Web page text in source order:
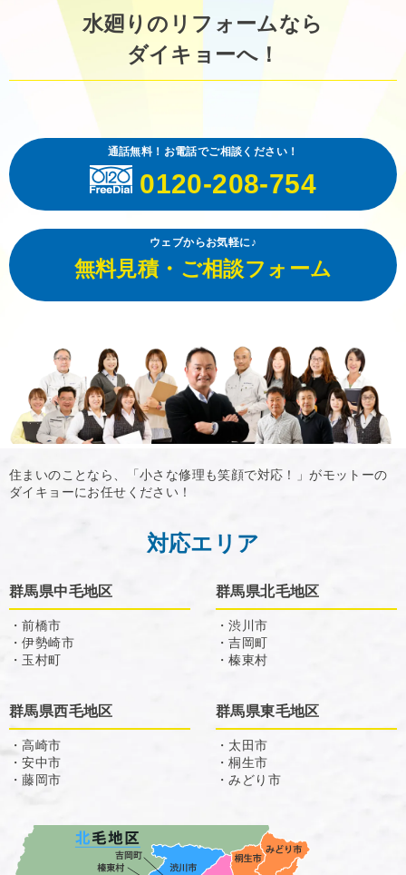
水廻りのリフォームなら
ダイキョーへ！
通話無料！お電話でご相談ください！
0120-208-754
ウェブからお気軽に♪
無料見積・ご相談フォーム
住まいのことなら、「小さな修理も笑顔で対応！」がモットーの
ダイキョーにお任せください！
対応エリア
群馬県中毛地区
・前橋市
・伊勢崎市
・玉村町
群馬県北毛地区
・渋川市
・吉岡町
・榛東村
群馬県西毛地区
・高崎市
・安中市
・藤岡市
群馬県東毛地区
・太田市
・桐生市
・みどり市